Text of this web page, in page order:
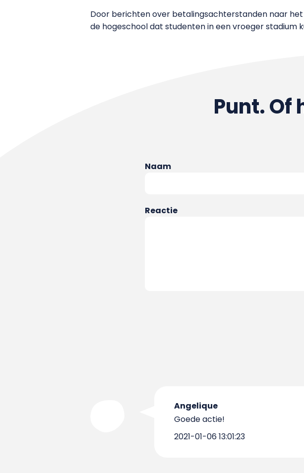
Door berichten over betalingsachterstanden naar
de hogeschool dat studenten in een vroeger stadium
Punt. Of
Naam
Reactie
Angelique
Goede actie!
2021-01-06 13:01:23